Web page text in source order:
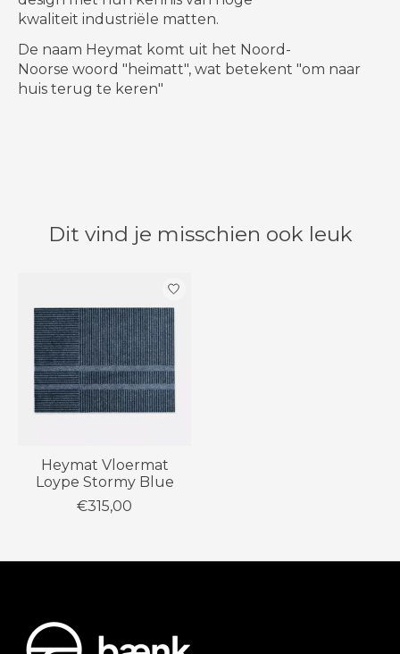
kwaliteit industriële matten.
De naam Heymat komt uit het Noord-
Noorse woord "heimatt", wat betekent "om naar
huis terug te keren"
Dit vind je misschien ook leuk
Items van productcarrousel
Heymat Vloermat
Loype Stormy Blue
€315,00